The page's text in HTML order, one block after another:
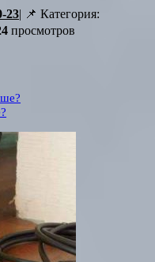
23| 📌 Категория:
просмотров